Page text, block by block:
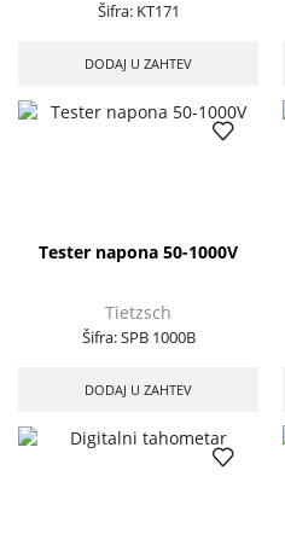
Šifra: KT171
DODAJ U ZAHTEV
Tester napona 50-1000V
Tietzsch
Šifra:SPB 1000B
DODAJ U ZAHTEV